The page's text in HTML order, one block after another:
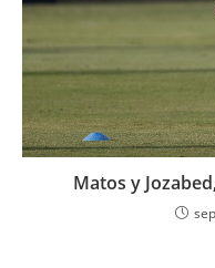
Matos y